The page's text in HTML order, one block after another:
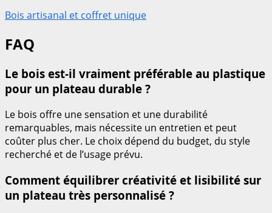
Bois artisanal et coffret unique
FAQ
Le bois est-il vraiment préférable au plastique
pour un plateau durable ?
Le bois offre une sensation et une durabilité
remarquables, mais nécessite un entretien et peut
coûter plus cher. Le choix dépend du budget, du style
recherché et de l’usage prévu.
Comment équilibrer créativité et lisibilité sur
un plateau très personnalisé ?